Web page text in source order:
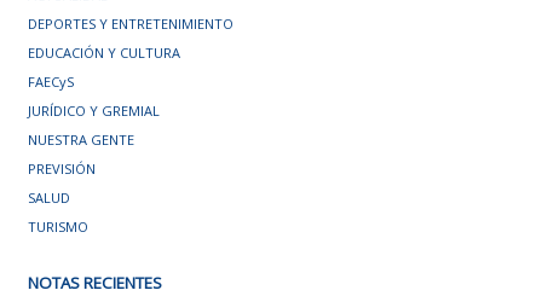
DEPORTES Y ENTRETENIMIENTO
EDUCACIÓN Y CULTURA
FAECyS
JURÍDICO Y GREMIAL
NUESTRA GENTE
PREVISIÓN
SALUD
TURISMO
NOTAS RECIENTES